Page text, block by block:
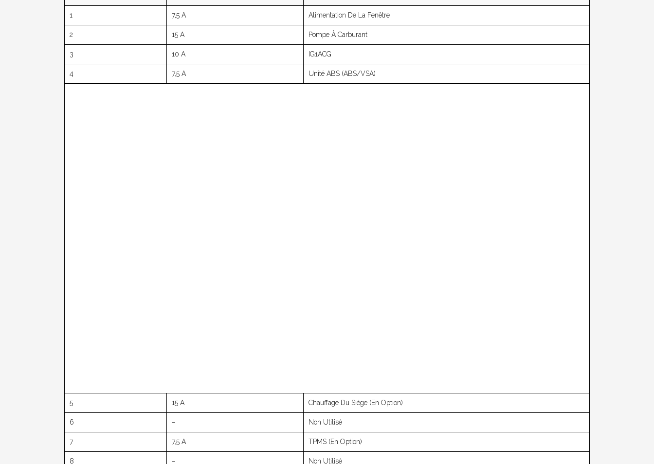
1 7,5 A Alimentation De La Fenêtre
2 15 A Pompe À Carburant
3 10 A IG1ACG
4 7,5 A Unité ABS (ABS/VSA)
5 15 A Chauffage Du Siège (en Option)
6 – Non Utilisé
7 7,5 A TPMS (en Option)
8 – Non Utilisé